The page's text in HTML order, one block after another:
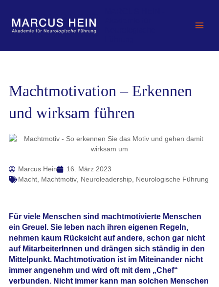
springen
Machtmotivation – Erkennen
und wirksam führen
Marcus Hein
16. März 2023
Macht, Machtmotiv, Neuroleadership, Neurologische Führung
Für viele Menschen sind machtmotivierte Menschen
ein Greuel. Sie leben nach ihren eigenen Regeln,
nehmen kaum Rücksicht auf andere, schon gar nicht
auf MitarbeiterInnen und drängen sich ständig in den
Mittelpunkt. Machtmotivation ist im Miteinander nicht
immer angenehm und wird oft mit dem „Chef“
verbunden. Nicht immer kann man solchen Menschen